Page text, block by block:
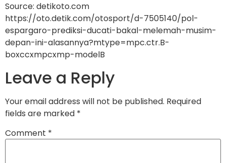
Source: detikoto.com
https://oto.detik.com/otosport/d-7505140/pol-
espargaro-prediksi-ducati-bakal-melemah-musim-
depan-ini-alasannya?mtype=mpc.ctr.B-
boxccxmpcxmp-modelB
Leave a Reply
Your email address will not be published. Required
fields are marked *
Comment *